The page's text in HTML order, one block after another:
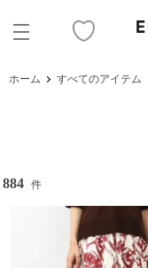
ホーム すべてのアイテム
884 件